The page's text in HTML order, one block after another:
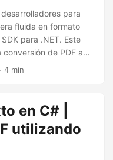
para
fluida en formato
para .NET. Este
de PDF a
te permite crear tu
4 min
en C# |
utilizando